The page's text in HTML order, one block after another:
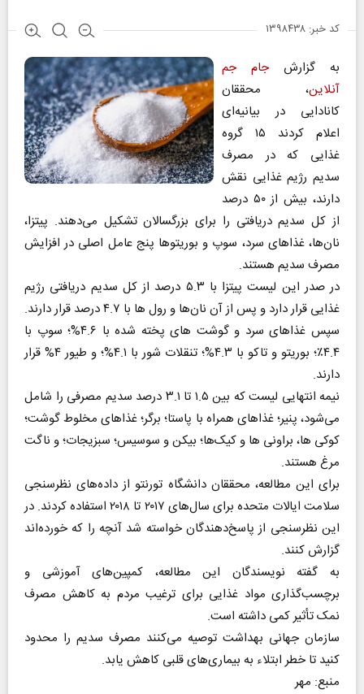
کد خبر: ۱۳۹۸۴۳۸
به گزارشجام جم
آنلاین، محققان
کانادایی در بیانیه‌ای
اعلام کردند ۱۵ گروه
غذایی که در مصرف
سدیم رژیم غذایی نقش
دارند، بیش از ۵۰ درصد
از کل سدیم دریافتی را برای بزرگسالان تشکیل می‌دهند. پیتزا،
نان‌ها، غذاهای سرد، سوپ و بوریتوها پنج عامل اصلی در افزایش
مصرف سدیم هستند.
در صدر این لیست پیتزا با ۵.۳ درصد از کل سدیم دریافتی رژیم
غذایی قرار دارد و پس از آن نان‌ها و رول ها با ۴.۷ درصد قرار دارند.
سپس غذاهای سرد و گوشت‌ های پخته شده با ۴.۶%؛ سوپ با
۴.۴٪؛ بوریتو و تاکو با ۴.۳%؛ تنقلات شور با ۴.۱%؛ و طیور ۴% قرار
دارند.
نیمه انتهایی لیست که بین ۱.۵ تا ۳.۱ درصد سدیم مصرفی را شامل
می‌شود، پنیر؛ غذاهای همراه با پاستا؛ برگر؛ غذاهای مخلوط گوشت؛
کوکی ها، براونی ها و کیک‌ها؛ بیکن و سوسیس؛ سبزیجات؛ و ناگت
مرغ هستند.
برای این مطالعه، محققان دانشگاه تورنتو از داده‌های نظرسنجی
سلامت ایالات متحده برای سال‌های ۲۰۱۷ تا ۲۰۱۸ استفاده کردند. در
این نظرسنجی از پاسخ‌دهندگان خواسته شد آنچه را که خورده‌اند
گزارش کنند.
به گفته نویسندگان این مطالعه، کمپین‌های آموزشی و
برچسب‌گذاری مواد غذایی برای ترغیب مردم به کاهش مصرف
نمک تأثیر کمی داشته است.
سازمان جهانی بهداشت توصیه می‌کنند مصرف سدیم را محدود
کنید تا خطر ابتلاء به بیماری‌های قلبی کاهش یابد.
منبع: مهر